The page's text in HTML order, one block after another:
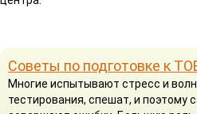
Советы по подготовке к
Многие испытывают стресс и
тестирования, спешат, и поэтому